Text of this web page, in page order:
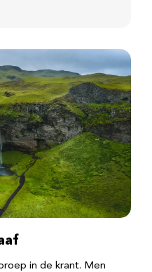
in de krant. Men